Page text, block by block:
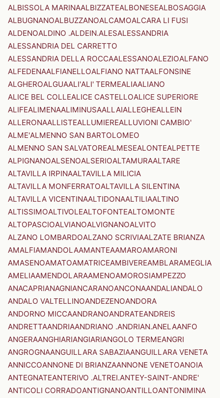
ALBISSOLA MARINAALBIZZATEALBONESEALBOSAGGIA
ALBUGNANOALBUZZANOALCAMOALCARA LI FUSI
ALDENOALDINO .ALDEIN.ALESALESSANDRIA
ALESSANDRIA DEL CARRETTO
ALESSANDRIA DELLA ROCCAALESSANOALEZIOALFANO
ALFEDENAALFIANELLOALFIANO NATTAALFONSINE
ALGHEROALGUAALI'ALI' TERMEALIAALIANO
ALICE BEL COLLEALICE CASTELLOALICE SUPERIORE
ALIFEALIMENAALIMINUSAALLAIALLEGHEALLEIN
ALLERONAALLISTEALLUMIEREALLUVIONI CAMBIO'
ALME'ALMENNO SAN BARTOLOMEO
ALMENNO SAN SALVATOREALMESEALONTEALPETTE
ALPIGNANOALSENOALSERIOALTAMURAALTARE
ALTAVILLA IRPINAALTAVILLA MILICIA
ALTAVILLA MONFERRATOALTAVILLA SILENTINA
ALTAVILLA VICENTINAALTIDONAALTILIAALTINO
ALTISSIMOALTIVOLEALTOFONTEALTOMONTE
ALTOPASCIOALVIANOALVIGNANOALVITO
ALZANO LOMBARDOALZANO SCRIVIAALZATE BRIANZA
AMALFIAMANDOLAAMANTEAAMAROAMARONI
AMASENOAMATOAMATRICEAMBIVEREAMBLARAMEGLIA
AMELIAAMENDOLARAAMENOAMOROSIAMPEZZO
ANACAPRIANAGNIANCARANOANCONAANDALIANDALO
ANDALO VALTELLINOANDEZENOANDORA
ANDORNO MICCAANDRANOANDRATEANDREIS
ANDRETTAANDRIAANDRIANO .ANDRIAN.ANELAANFO
ANGERAANGHIARIANGIARIANGOLO TERMEANGRI
ANGROGNAANGUILLARA SABAZIAANGUILLARA VENETA
ANNICCOANNONE DI BRIANZAANNONE VENETOANOIA
ANTEGNATEANTERIVO .ALTREI.ANTEY-SAINT-ANDRE'
ANTICOLI CORRADOANTIGNANOANTILLOANTONIMINA